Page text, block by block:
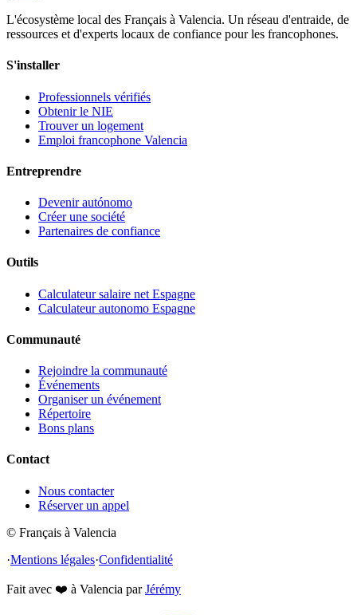
L'écosystème local des Français à Valencia. Un réseau d'entraide, de
ressources et d'experts locaux de confiance pour les francophones.
S'installer
Professionnels vérifiés
Obtenir le NIE
Trouver un logement
Emploi francophone Valencia
Entreprendre
Devenir autónomo
Créer une société
Partenaires de confiance
Outils
Calculateur salaire net Espagne
Calculateur autonomo Espagne
Communauté
Rejoindre la communauté
Événements
Organiser un événement
Répertoire
Bons plans
Contact
Nous contacter
Réserver un appel
© Français à Valencia
·Mentions légales·Confidentialité
Fait avec ❤️ à Valencia par Jérémy